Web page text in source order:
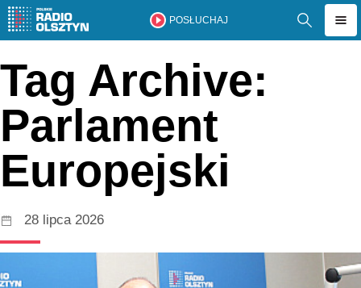
POSŁUCHAJ
Tag Archive:
Parlament
Europejski
28 lipca 2026